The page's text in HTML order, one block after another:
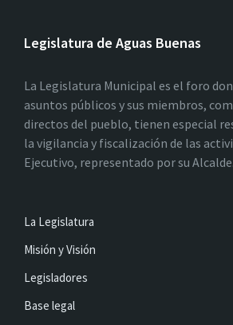
Legislatura de Aguas Buenas
La Legislatura Municipal es el foro
asuntos públicos y sus miembros,
directos del pueblo, tienen especial
la vigilancia y fiscalización de las
Ejecutivo, representado por su Alcalde.
La Legislatura
Misión y Visión
Legisladores
Base legal